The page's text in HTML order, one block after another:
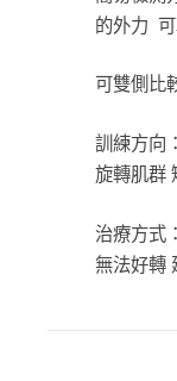
的外力
可雙側比
訓練方向
旋轉肌群
治療方式
無法好轉